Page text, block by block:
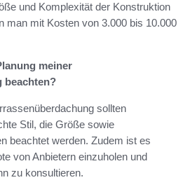
und Komplexität der Konstruktion
man mit Kosten von 3.000 bis 10.000
meiner
beachten?
sollten
Stil, die Größe sowie
beachtet werden. Zudem ist es
von Anbietern einzuholen und
zu konsultieren.